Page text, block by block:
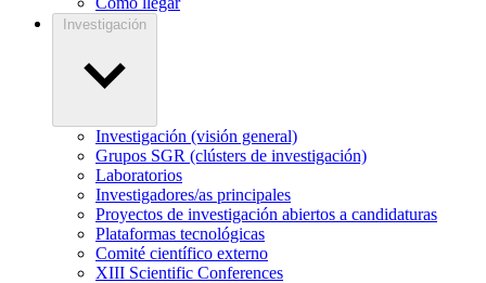
Investigación
Investigación (visión general)
Grupos SGR (clústers de investigación)
Laboratorios
Investigadores/as principales
Proyectos de investigación abiertos a candidaturas
Plataformas tecnológicas
Comité científico externo
XIII Scientific Conferences